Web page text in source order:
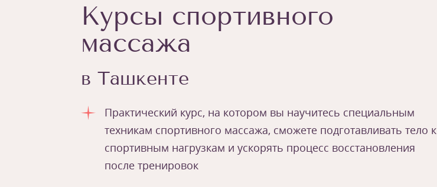
Курсы спортивного
массажа
в Ташкенте
Практический курс, на котором вы научитесь специальным
техникам спортивного массажа, сможете подготавливать тело к
спортивным нагрузкам и ускорять процесс восстановления
после тренировок